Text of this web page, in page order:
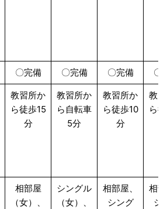
〇完備 〇完備 〇完備 〇
教習所か
ら徒歩15
分
教習所か
ら自転車
5分
教習所か
ら徒歩10
分
教
ら
相部屋
（女）、
シングル
（女）、
相部屋、
シング
相
シ